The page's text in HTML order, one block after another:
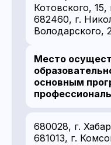
Котовского, 15,
682460, г.
Володарского,
Место
основным
680028, г.
681013, г.